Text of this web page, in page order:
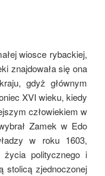
wiosce rybackiej,
znajdowała się ona
gdyż głównym
XVI wieku, kiedy
człowiekiem w
Zamek w Edo
w roku 1603,
życia politycznego i
stolicą zjednoczonej